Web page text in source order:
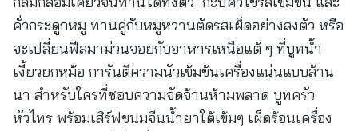
คั่วกระดูกหมู ทานคู่กับหมูหวานตัดรสเผ็ดอย่างลงตัว หรือ
จะเปลี่ยนฟีลมาม่วนจอยกับอาหารเหนือแต้ ๆ ที่บูทน้ำ
เงี้ยวยกหม้อ การันตีความนัวเข้มข้นเครื่องแน่นแบบล้าน
นา สำหรับใครที่ชอบความจัดจ้านห้ามพลาด บูทครัว
หัวไทร พร้อมเสิร์ฟขนมจีนน้ำยาใต้เข้มๆ เผ็ดร้อนเครื่อง